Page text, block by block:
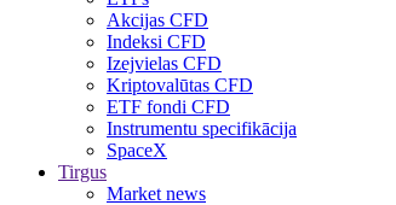
Akcijas CFD
Indeksi CFD
Izejvielas CFD
Kriptovalūtas CFD
ETF fondi CFD
Instrumentu specifikācija
SpaceX
Tirgus
Market news